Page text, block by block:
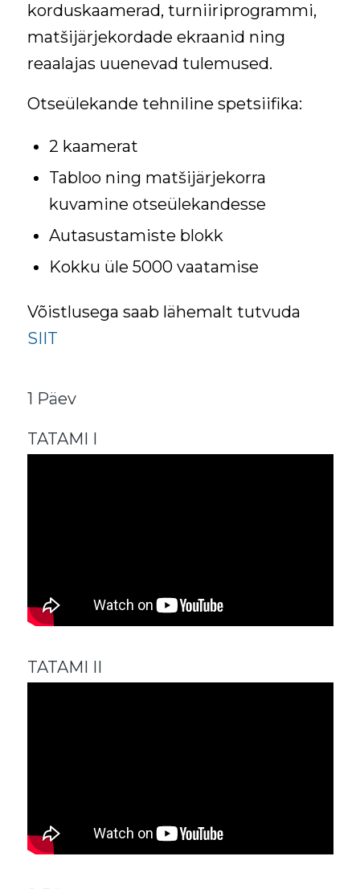
korduskaamerad, turniiriprogrammi,
matšijärjekordade ekraanid ning
reaalajas uuenevad tulemused.
Otseülekande tehniline spetsiifika:
2 kaamerat
Tabloo ning matšijärjekorra
kuvamine otseülekandesse
Autasustamiste blokk
Kokku üle 5000 vaatamise
Võistlusega saab lähemalt tutvuda
SIIT
1 Päev
TATAMI I
TATAMI II